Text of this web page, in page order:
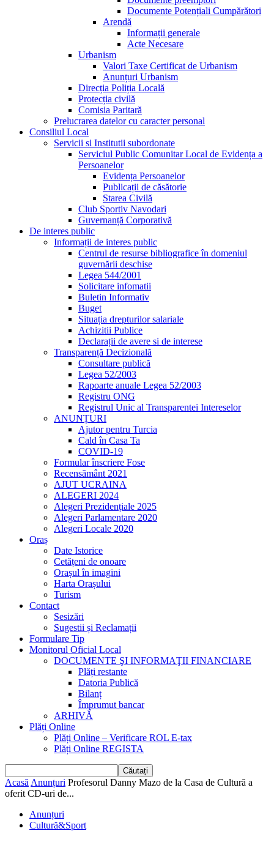
Documente Potențiali Cumpărători
Arendă
Informații generale
Acte Necesare
Urbanism
Valori Taxe Certificat de Urbanism
Anunțuri Urbanism
Direcția Poliția Locală
Protecția civilă
Comisia Paritară
Prelucrarea datelor cu caracter personal
Consiliul Local
Servicii si Institutii subordonate
Serviciul Public Comunitar Local de Evidența a
Persoanelor
Evidența Persoanelor
Publicații de căsătorie
Starea Civilă
Club Sportiv Navodari
Guvernanță Corporativă
De interes public
Informații de interes public
Centrul de resurse bibliografice în domeniul
guvernării deschise
Legea 544/2001
Solicitare infomatii
Buletin Informativ
Buget
Situația drepturilor salariale
Achizitii Publice
Declarații de avere si de interese
Transparență Decizională
Consultare publică
Legea 52/2003
Rapoarte anuale Legea 52/2003
Registru ONG
Registrul Unic al Transparentei Intereselor
ANUNȚURI
Ajutor pentru Turcia
Cald în Casa Ta
COVID-19
Formular înscriere Fose
Recensământ 2021
AJUT UCRAINA
ALEGERI 2024
Alegeri Prezidențiale 2025
Alegeri Parlamentare 2020
Alegeri Locale 2020
Oraș
Date Istorice
Cetățeni de onoare
Orașul în imagini
Harta Orașului
Turism
Contact
Sesizări
Sugestii și Reclamații
Formulare Tip
Monitorul Oficial Local
DOCUMENTE ŞI INFORMAŢII FINANCIARE
Plăți restante
Datoria Publică
Bilanț
Împrumut bancar
ARHIVĂ
Plăți Online
Plăți Online – Verificare ROL E-tax
Plăți Online REGISTA
Acasă Anunțuri Profesorul Danny Mazo de la Casa de Cultură a
oferit CD-uri de...
Anunțuri
Cultură&Sport